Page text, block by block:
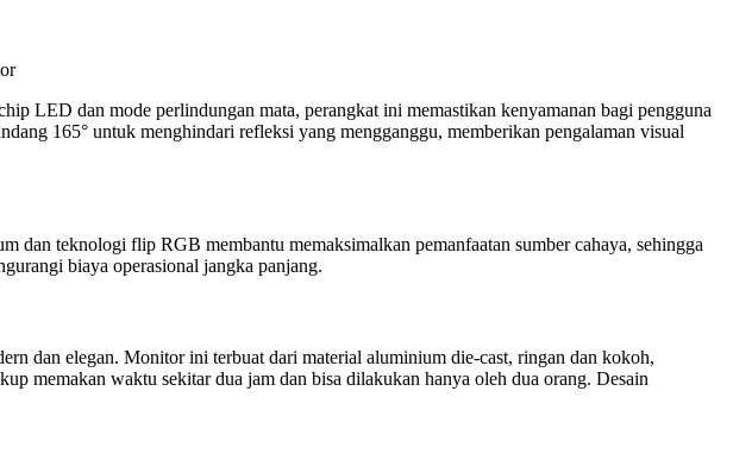
LED dan mode perlindungan mata, perangkat ini memastikan kenyamanan bagi pengguna
165° untuk menghindari refleksi yang mengganggu, memberikan pengalaman visual
teknologi flip RGB membantu memaksimalkan pemanfaatan sumber cahaya, sehingga
biaya operasional jangka panjang.
dan elegan. Monitor ini terbuat dari material aluminium die-cast, ringan dan kokoh,
memakan waktu sekitar dua jam dan bisa dilakukan hanya oleh dua orang. Desain